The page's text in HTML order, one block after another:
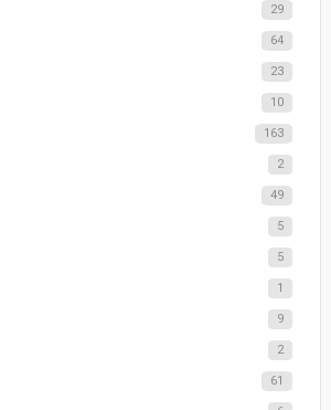
29
64
23
10
163
2
49
5
5
1
9
2
61